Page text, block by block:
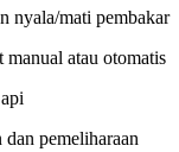
nyala/mati pembakar
atau otomatis
pemeliharaan